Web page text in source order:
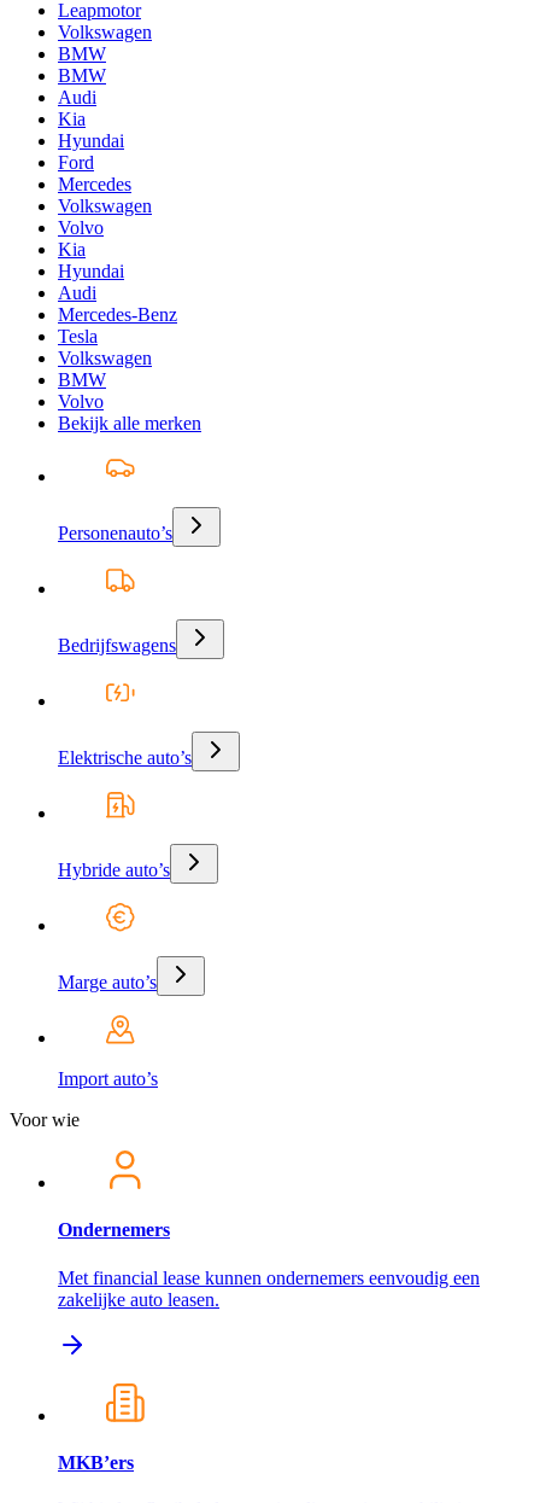
Leapmotor
Volkswagen
BMW
BMW
Audi
Kia
Hyundai
Ford
Mercedes
Volkswagen
Volvo
Kia
Hyundai
Audi
Mercedes-Benz
Tesla
Volkswagen
BMW
Volvo
Bekijk alle merken
Personenauto’s
Bedrijfswagens
Elektrische auto’s
Hybride auto’s
Marge auto’s
Import auto’s
Voor wie
Ondernemers
Met financial lease kunnen ondernemers eenvoudig een
zakelijke auto leasen.
MKB’ers